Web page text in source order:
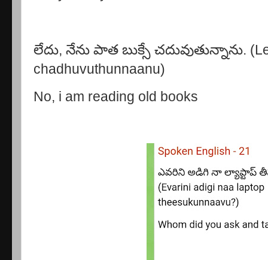
లేదు, నేను పాత బుక్సే చదువుతున్నాను.
chadhuvuthunnaanu)
No, i am reading old books